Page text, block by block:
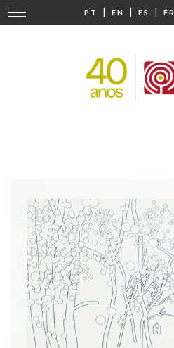
PT | EN | ES | FR
Mudar
navegação